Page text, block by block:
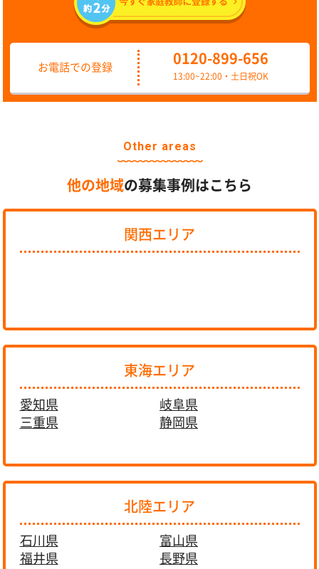
お電話での登録
0120-899-656
13:00~22:00・土日祝OK
Other areas
他の地域の募集事例はこちら
関西エリア
東海エリア
愛知県
岐阜県
三重県
静岡県
北陸エリア
石川県
富山県
福井県
長野県